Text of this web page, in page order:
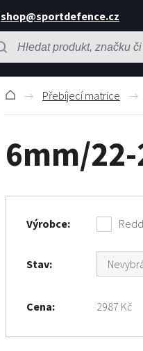
shop@sportdefence.cz
Přebíjecí matrice
6mm/
Výrobce
Stav
Cena 2987 Kč